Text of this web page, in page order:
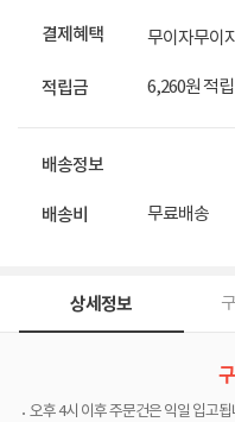
결제혜택 무이자무이
적립금 6,260원 적립
배송정보
배송비 무료배송
상세정보
오후 4시 이후 주문건은 익일 입고됩